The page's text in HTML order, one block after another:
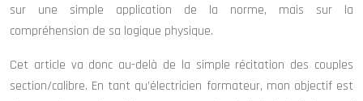
sur une simple application de la norme, mais sur la
compréhension de sa logique physique.
Cet article va donc au-delà de la simple récitation des couples
section/calibre. En tant qu’électricien formateur, mon objectif est